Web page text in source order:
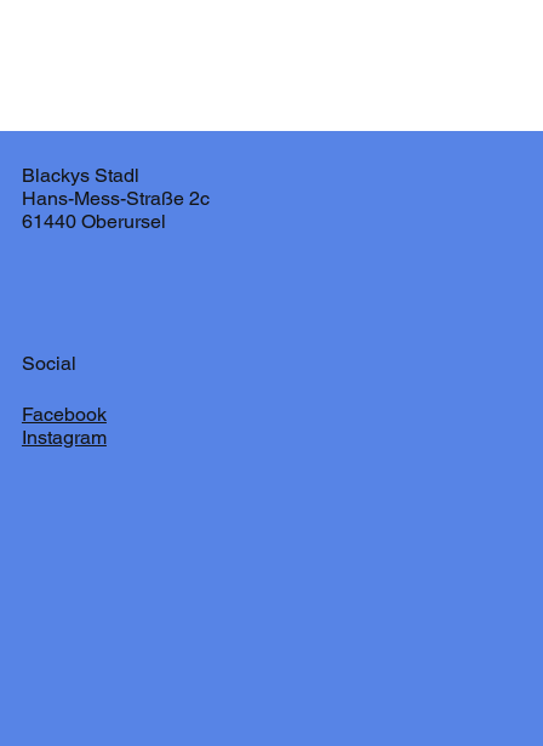
Blackys Stadl
Hans-Mess-Straße 2c
61440 Oberursel
Social
Facebook
Instagram